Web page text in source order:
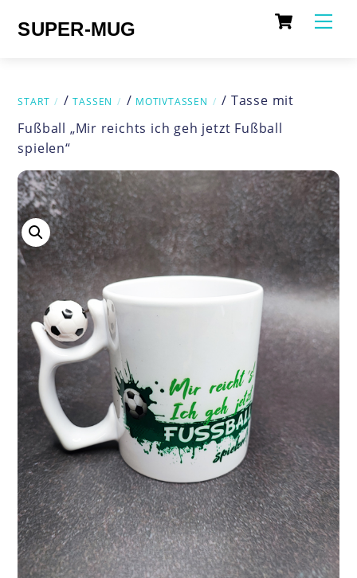
Cart
SUPER-MUG
START /TASSEN / MOTIVTASSEN
/ Tasse mit
Fußball „Mir reichts ich geh jetzt Fußball
spielen“